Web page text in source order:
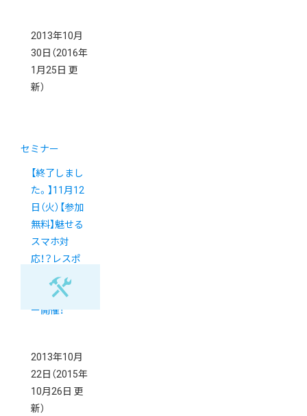
2013年10月
30日 （2016年
1月25日 更
新）
セミナー
【終了しまし
た。】11月12
日（火）【参加
無料】魅せる
スマホ対
応！？レスポ
ンシブWebデ
ザインセミナ
ー開催！
2013年10月
22日 （2015年
10月26日 更
新）